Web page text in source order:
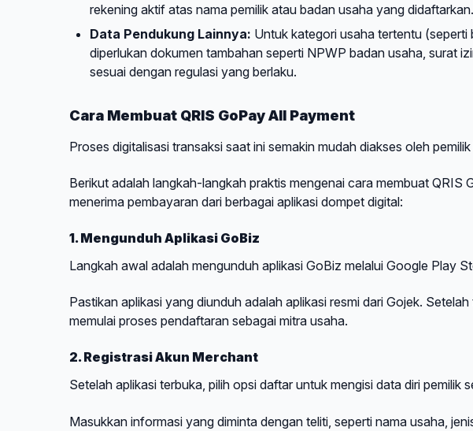
rekening aktif atas nama pemilik atau badan usaha yang didaftarkan.
Data Pendukung Lainnya: Untuk kategori usaha tertentu (seperti
diperlukan dokumen tambahan seperti NPWP badan usaha, surat
sesuai dengan regulasi yang berlaku.
Cara Membuat QRIS GoPay All Payment
Proses digitalisasi transaksi saat ini semakin mudah diakses oleh pemilik
Berikut adalah langkah-langkah praktis mengenai cara membuat QRIS
menerima pembayaran dari berbagai aplikasi dompet digital:
1. Mengunduh Aplikasi GoBiz
Langkah awal adalah mengunduh aplikasi GoBiz melalui Google Play
Pastikan aplikasi yang diunduh adalah aplikasi resmi dari Gojek.
memulai proses pendaftaran sebagai mitra usaha.
2. Registrasi Akun Merchant
Setelah aplikasi terbuka, pilih opsi daftar untuk mengisi data diri pemilik
Masukkan informasi yang diminta dengan teliti, seperti nama usaha,